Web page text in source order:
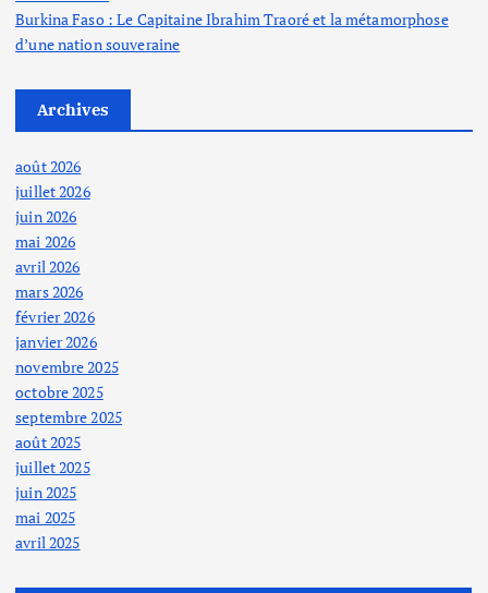
Burkina Faso : Le Capitaine Ibrahim Traoré et la métamorphose
d’une nation souveraine
Archives
août 2026
juillet 2026
juin 2026
mai 2026
avril 2026
mars 2026
février 2026
janvier 2026
novembre 2025
octobre 2025
septembre 2025
août 2025
juillet 2025
juin 2025
mai 2025
avril 2025